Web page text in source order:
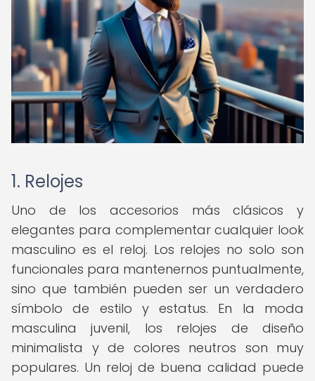
1. Relojes
Uno de los accesorios más clásicos y
elegantes para complementar cualquier look
masculino es el reloj. Los relojes no solo son
funcionales para mantenernos puntualmente,
sino que también pueden ser un verdadero
símbolo de estilo y estatus. En la moda
masculina juvenil, los relojes de diseño
minimalista y de colores neutros son muy
populares. Un reloj de buena calidad puede